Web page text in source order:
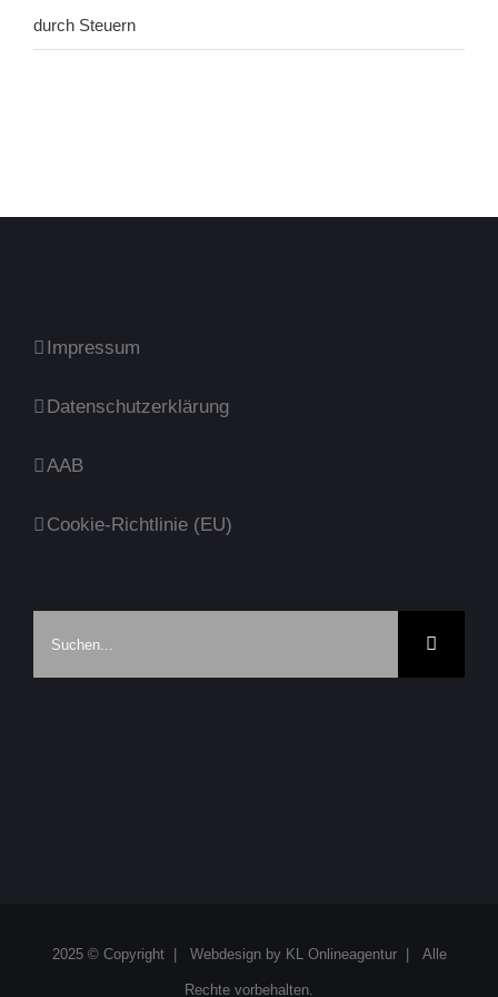
durch Steuern
Impressum
Datenschutzerklärung
AAB
Cookie-Richtlinie (EU)
2025 © Copyright | Webdesign by KL Onlineagentur| Alle
Rechte vorbehalten.